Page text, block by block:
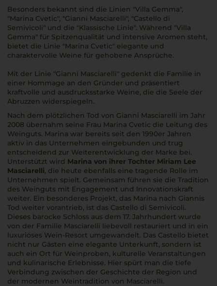
Besonders bekannt sind die Linien "Villa Gemma",
"Marina Cvetic", "Gianni Masciarelli", "Castello di
Semivicoli" und die "Klassische Linie". Während "Villa
Gemma" für Spitzenqualität und intensive Aromen steht,
bietet die Linie "Marina Cvetic" elegante und
charaktervolle Weine für gehobene Ansprüche.
Mit der Linie "Gianni Masciarelli" gedenkt die Familie in
einer Hommage an den Gründer und präsentiert
kraftvolle und ausdrucksstarke Weine, die die Seele der
Abruzzen widerspiegeln.
Nach dem plötzlichen Tod von Gianni Masciarelli im Jahr
2008 übernahm seine Frau Marina Cvetic die Leitung des
Weinguts. Marina war bereits seit den 1990er Jahren
aktiv in das Unternehmen eingebunden und trug
entscheidend zur Weiterentwicklung der Marke bei.
Unterstützt wird Marina von ihrer Tochter Miriam Lee
Masciarelli, die heute ebenfalls eine tragende Rolle im
Unternehmen spielt. Gemeinsam führen sie die Tradition
des Weinguts mit Engagement und Innovationskraft
weiter. Ein besonderes Projekt, das Marina nach Giannis
Tod weiter vorantrieb, ist das Castello di Semivicoli.
Dieses barocke Schloss aus dem 17. Jahrhundert wurde
von der Familie Masciarelli liebevoll restauriert und in ein
luxuriöses Wein-Resort umgewandelt. Das Castello bietet
nicht nur Gästen eine elegante Unterkunft, sondern ist
auch ein Ort für Weinproben, kulturelle Veranstaltungen
und kulinarische Erlebnisse. Hier spürt man die tiefe
Verbindung zwischen der Geschichte der Region und
der modernen Weintradition von Masciarelli.